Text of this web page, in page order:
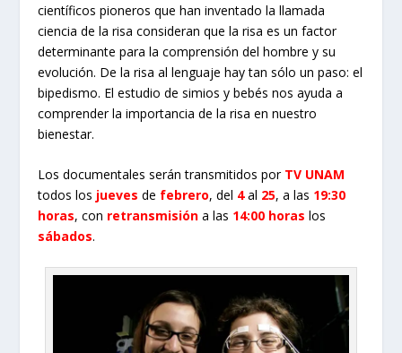
científicos pioneros que han inventado la llamada
ciencia de la risa consideran que la risa es un factor
determinante para la comprensión del hombre y su
evolución. De la risa al lenguaje hay tan sólo un paso: el
bipedismo. El estudio de simios y bebés nos ayuda a
comprender la importancia de la risa en nuestro
bienestar.
Los documentales serán transmitidos por TV UNAM
todos los jueves de febrero, del 4al 25, a las 19:30
horas, con retransmisión a las 14:00 horas los
sábados.